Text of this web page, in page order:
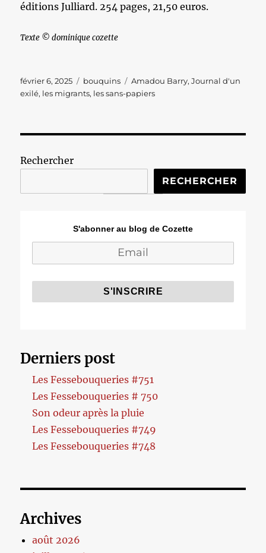
éditions Julliard. 254 pages, 21,50 euros.
Texte © dominique cozette
Publié
le
février 6, 2025 Catégories
bouquins Étiquettes
Amadou Barry,Journal d'un
exilé, les migrants, les sans-papiers
Rechercher
RECHERCHER
S'abonner au blog de Cozette
Derniers post
Les Fessebouqueries #751
Les Fessebouqueries # 750
Son odeur après la pluie
Les Fessebouqueries #749
Les Fessebouqueries #748
Archives
août 2026